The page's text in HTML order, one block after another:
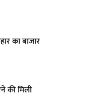
का बाजार
की मिली